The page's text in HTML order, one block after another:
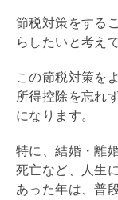
節税対策をする
らしたいと考え
この節税対策を
所得控除を忘れ
になります。
特に、結婚・離
死亡など、人生
あった年は、普